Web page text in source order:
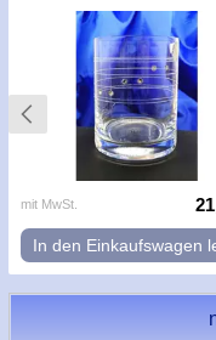
mit MwSt.
In den Einkaufswagen